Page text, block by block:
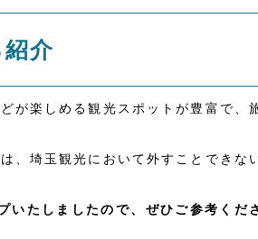
介
が楽しめる観光スポットが豊富で、
、埼玉観光において外すことできな
いたしましたので、ぜひご参考くだ